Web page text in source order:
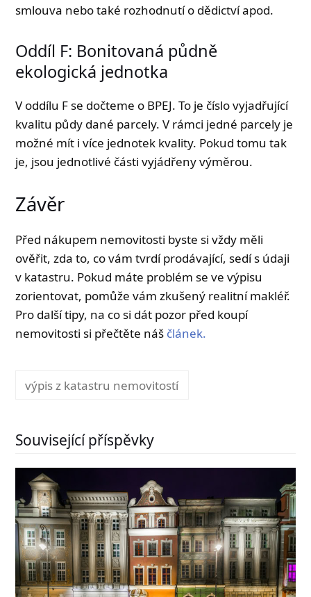
smlouva nebo také rozhodnutí o dědictví apod.
Oddíl F: Bonitovaná půdně
ekologická jednotka
V oddílu F se dočteme o BPEJ. To je číslo vyjadřující
kvalitu půdy dané parcely. V rámci jedné parcely je
možné mít i více jednotek kvality. Pokud tomu tak
je, jsou jednotlivé části vyjádřeny výměrou.
Závěr
Před nákupem nemovitosti byste si vždy měli
ověřit, zda to, co vám tvrdí prodávající, sedí s údaji
v katastru. Pokud máte problém se ve výpisu
zorientovat, pomůže vám zkušený realitní makléř.
Pro další tipy, na co si dát pozor před koupí
nemovitosti si přečtěte náš článek.
výpis z katastru nemovitostí
Související příspěvky